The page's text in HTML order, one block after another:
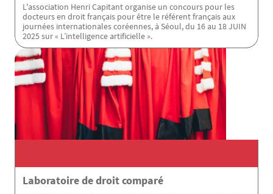
L'association Henri Capitant organise un concours pour les
docteurs en droit français pour être le référent français aux
journées internationales coréennes, à Séoul, du 16 au 18 JUIN
2025 sur « L’intelligence artificielle ».
Laboratoire de droit comparé